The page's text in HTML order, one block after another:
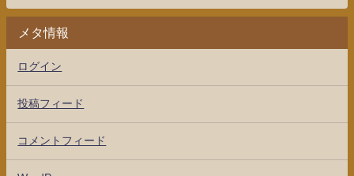
メタ情報
ログイン
投稿フィード
コメントフィード